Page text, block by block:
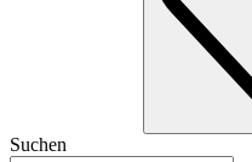
Suchen